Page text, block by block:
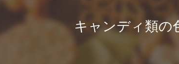
キャンディ類の